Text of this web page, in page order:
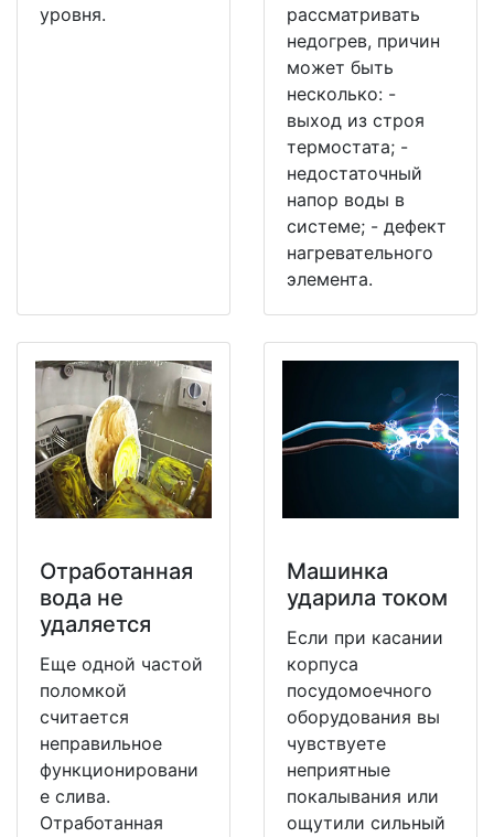
уровня.
рассматривать
недогрев, причин
может быть
несколько: -
выход из строя
термостата; -
недостаточный
напор воды в
системе; - дефект
нагревательного
элемента.
Отработанная
вода не
удаляется
Еще одной частой
поломкой
считается
неправильное
функционировани
е слива.
Отработанная
Машинка
ударила током
Если при касании
корпуса
посудомоечного
оборудования вы
чувствуете
неприятные
покалывания или
ощутили сильный